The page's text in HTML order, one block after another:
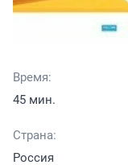
Время:
45 мин.
Страна:
Россия